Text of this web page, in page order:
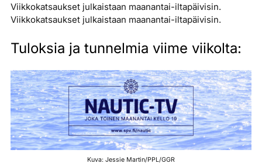
Viikkokatsaukset julkaistaan maanantai-iltapäivisin.
Viikkokatsaukset julkaistaan maanantai-iltapäivisin.
Tuloksia ja tunnelmia viime viikolta:
Kuva: Jessie Martin/PPL/GGR